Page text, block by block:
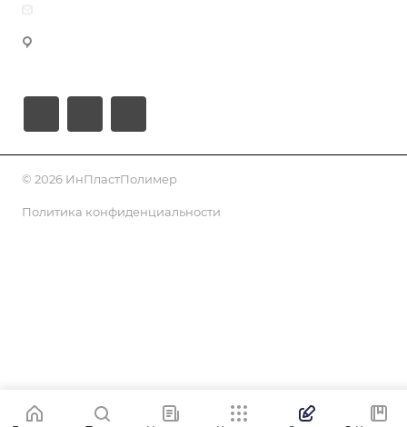
© 2026 ИнПластПолимер
Политика конфиденциальности